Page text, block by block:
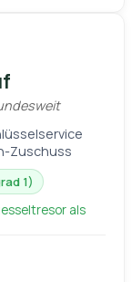
Zuschuss
1)
als